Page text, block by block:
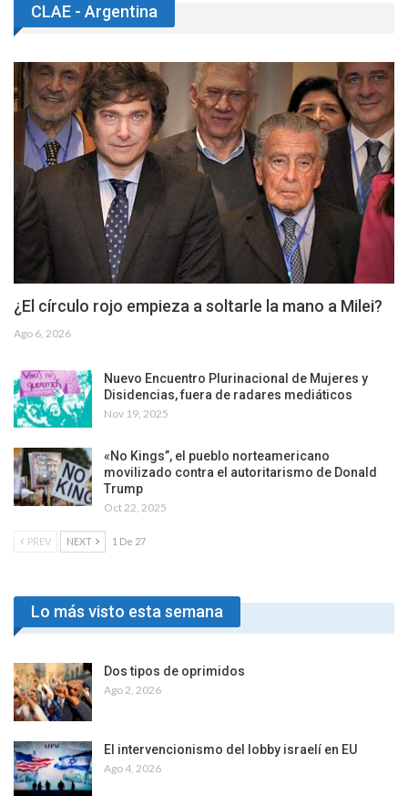
CLAE - Argentina
¿El círculo rojo empieza a soltarle la mano a Milei?
Ago 6, 2026
Nuevo Encuentro Plurinacional de Mujeres y
Disidencias, fuera de radares mediáticos
Nov 19, 2025
«No Kings”, el pueblo norteamericano
movilizado contra el autoritarismo de Donald
Trump
Oct 22, 2025
PREV NEXT 1 De 27
Lo más visto esta semana
Dos tipos de oprimidos
Ago 2, 2026
El intervencionismo del lobby israelí en EU
Ago 4, 2026